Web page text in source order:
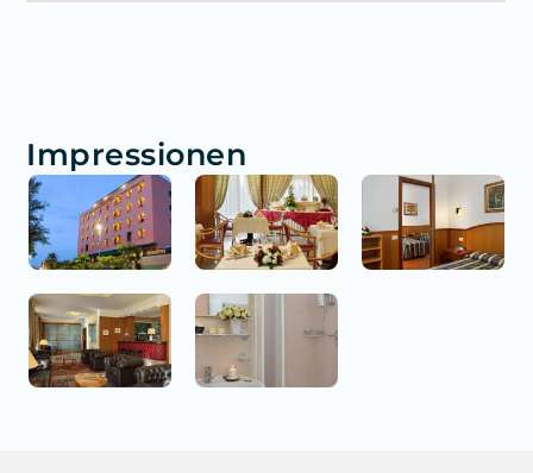
Impressionen